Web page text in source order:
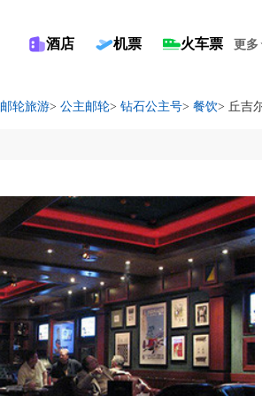
酒店 机票 火车票 更多
邮轮旅游> 公主邮轮> 钻石公主号> 餐饮> 丘吉